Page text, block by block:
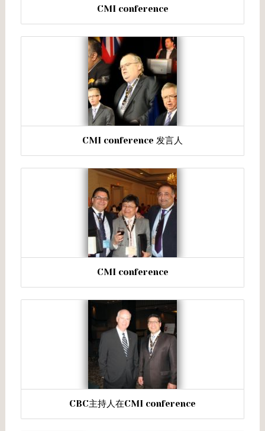
CMI conference
CMI conference 发言人
CMI conference
CBC主持人在CMI conference